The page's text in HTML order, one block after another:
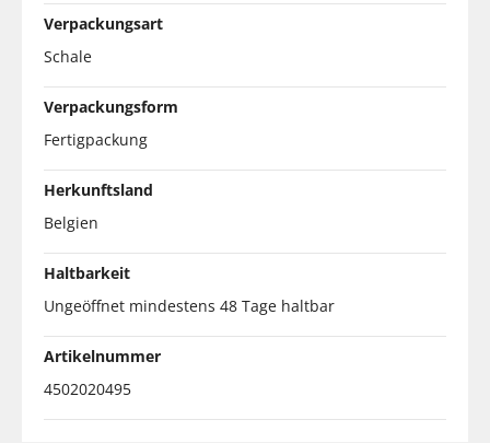
Verpackungsart
Schale
Verpackungsform
Fertigpackung
Herkunftsland
Belgien
Haltbarkeit
Ungeöffnet mindestens 48 Tage haltbar
Artikelnummer
4502020495